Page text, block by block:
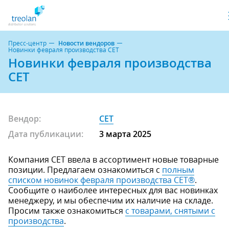
Пресс-центр Новости вендоров
Новинки февраля производства СЕТ
Новинки февраля производства
СЕТ
Вендор:
CET
Дата публикации:
3 марта 2025
Компания CET ввела в ассортимент новые товарные
позиции. Предлагаем ознакомиться с полным
списком новинок февраля производства СЕТ®.
Сообщите о наиболее интересных для вас новинках
менеджеру, и мы обеспечим их наличие на складе.
Просим также ознакомиться с товарами, снятыми с
производства.